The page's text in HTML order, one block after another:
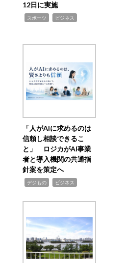
12日に実施
スポーツ ビジネス
「人がAIに求めるのは
信頼し相談できるこ
と」 ロジカがAI事業
者と導入機関の共通指
針案を策定へ
デジもの ビジネス